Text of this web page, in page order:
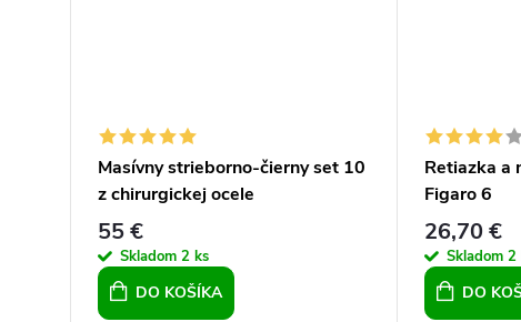
Masívny strieborno-čierny set 10
z chirurgickej ocele
55 €
Skladom 2 ks
DO KOŠÍKA
Retiazka a
Figaro 6
26,70 €
Skladom 2
DO